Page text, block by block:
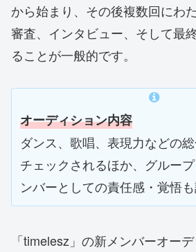
から始まり、その後複数回にわ
審査、インタビュー、そして最
ることが一般的です。
オーディション内容
ダンス、歌唱、表現力などの
チェックされるほか、グルー
ンバーとしての責任感・覚悟も
「timelesz」の新メンバーオー